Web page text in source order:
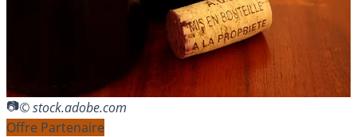
© stock.adobe.com
Offre Partenaire